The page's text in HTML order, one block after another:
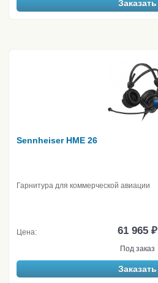
Заказать
Sennheiser HME 26
Гарнитура для коммерческой авиации
Цена: 61 965 ₽
Под заказ
Заказать